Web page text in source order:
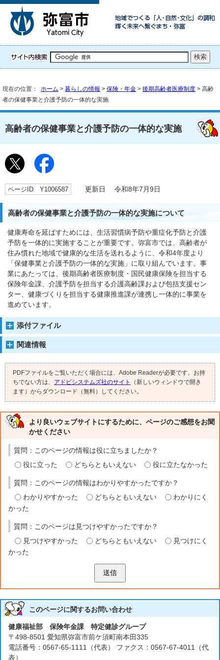
現在の位置： ホーム > 暮らしの情報 > 保険・年金 > 後期高齢者医療制度 > 高齢
者の保健事業と介護予防の一体的な実施
高齢者の保健事業と介護予防の一体的な実施
ページID Y1006587 更新日 令和8年7月9日
高齢者の保健事業と介護予防の一体的な実施について
健康寿命を延ばすためには、生活習慣病予防や重症化予防と介護
予防を一体的に実施することが重要です。弥富市では、高齢者が
住み慣れた地域で健康的な生活を送れるように、令和4年度より
「保健事業と介護予防の一体的な実施」に取り組んでいます。事
業にあたっては、後期高齢者医療制度・国民健康保険を担当する
保険年金課、介護予防を担当する介護高齢課および包括支援セン
ター、健康づくりを担当する健康推進課が連携し一体的に事業を
進めています。
添付ファイル
関連情報
PDFファイルをご覧いただく場合には、Adobe Readerが必要です。お持
ちでない方は、 アドビシステムズ社のサイト
（新しいウィンドウで開き
ます）からダウンロード（無料）してください。
より良いウェブサイトにするために、ページのご感想をお聞
かせください
質問：このページの情報は役に立ちましたか？
役に立った
どちらともいえない 役に立たなかった
質問：このページの情報はわかりやすかったですか？
わかりやすかった
どちらともいえない
わかりにく
かった
質問：このページは見つけやすかったですか？
見つけやすかった
どちらともいえない
見つけにく
かった
送信
このページに関するお問い合わせ
健康福祉部 保険年金課 特定健診グループ
〒498-8501 愛知県弥富市前ケ須町南本田335
電話番号：0567-65-1111（代表） ファクス：0567-67-4011（代
表）